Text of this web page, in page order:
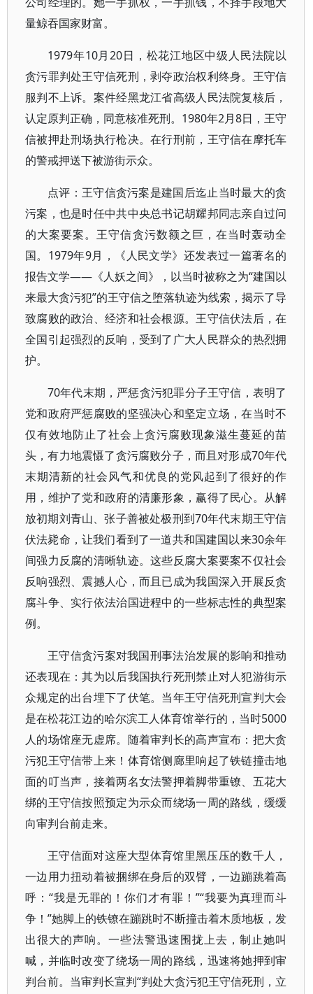
量鲸吞国家财富。
1979年10月20日，松花江地区中级人民法院以
贪污罪判处王守信死刑，剥夺政治权利终身。王守信
服判不上诉。案件经黑龙江省高级人民法院复核后，
认定原判正确，同意核准死刑。1980年2月8日，王守
信被押赴刑场执行枪决。在行刑前，王守信在摩托车
的警戒押送下被游街示众。
点评：王守信贪污案是建国后迄止当时最大的贪
污案，也是时任中共中央总书记胡耀邦同志亲自过问
的大案要案。王守信贪污数额之巨，在当时轰动全
国。1979年9月，《人民文学》还发表过一篇著名的
报告文学——《人妖之间》，以当时被称之为“建国以
来最大贪污犯”的王守信之堕落轨迹为线索，揭示了导
致腐败的政治、经济和社会根源。王守信伏法后，在
全国引起强烈的反响，受到了广大人民群众的热烈拥
护。
70年代末期，严惩贪污犯罪分子王守信，表明了
党和政府严惩腐败的坚强决心和坚定立场，在当时不
仅有效地防止了社会上贪污腐败现象滋生蔓延的苗
头，有力地震慑了贪污腐败分子，而且对形成70年代
末期清新的社会风气和优良的党风起到了很好的作
用，维护了党和政府的清廉形象，赢得了民心。从解
放初期刘青山、张子善被处极刑到70年代末期王守信
伏法毙命，让我们看到了一道共和国建国以来30余年
间强力反腐的清晰轨迹。这些反腐大案要案不仅社会
反响强烈、震撼人心，而且已成为我国深入开展反贪
腐斗争、实行依法治国进程中的一些标志性的典型案
例。
王守信贪污案对我国刑事法治发展的影响和推动
还表现在：其为以后我国执行死刑禁止对人犯游街示
众规定的出台埋下了伏笔。当年王守信死刑宣判大会
是在松花江边的哈尔滨工人体育馆举行的，当时5000
人的场馆座无虚席。随着审判长的高声宣布：把大贪
污犯王守信带上来！体育馆侧廊里响起了铁链撞击地
面的叮当声，接着两名女法警押着脚带重镣、五花大
绑的王守信按照预定为示众而绕场一周的路线，缓缓
向审判台前走来。
王守信面对这座大型体育馆里黑压压的数千人，
一边用力扭动着被捆绑在身后的双臂，一边蹦跳着高
呼：“我是无罪的！你们才有罪！”“我要为真理而斗
争！”她脚上的铁镣在蹦跳时不断撞击着木质地板，发
出很大的声响。一些法警迅速围拢上去，制止她叫
喊，并临时改变了绕场一周的路线，迅速将她押到审
判台前。当审判长宣判“判处大贪污犯王守信死刑，立